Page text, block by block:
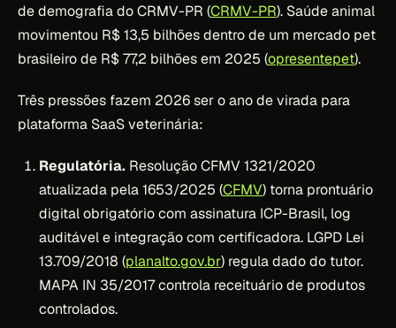
de demografia do CRMV-PR (CRMV-PR). Saúde animal
movimentou R$ 13,5 bilhões dentro de um mercado pet
brasileiro de R$ 77,2 bilhões em 2025 (opresentepet).
Três pressões fazem 2026 ser o ano de virada para
plataforma SaaS veterinária:
Regulatória. Resolução CFMV 1321/2020
atualizada pela 1653/2025 (CFMV) torna prontuário
digital obrigatório com assinatura ICP-Brasil, log
auditável e integração com certificadora. LGPD Lei
13.709/2018 (planalto.gov.br) regula dado do tutor.
MAPA IN 35/2017 controla receituário de produtos
controlados.